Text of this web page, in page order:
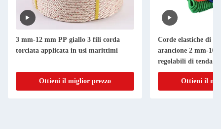
3 mm-12 mm PP giallo 3 fili corda
torciata applicata in usi marittimi
Ottieni il miglior prezzo
Corde elastiche di
arancione 2 mm-10
regolabili di tenda
Ottieni il